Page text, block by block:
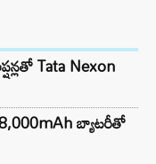
Tata Nexon
బ్యాటరీతో